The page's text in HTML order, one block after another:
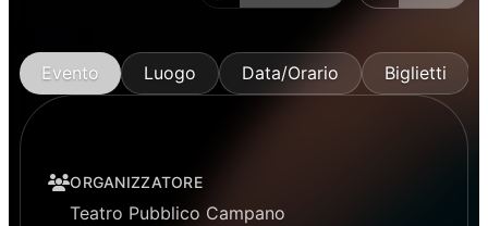
Evento Luogo Data/Orario Biglietti
ORGANIZZATORE
Teatro Pubblico Campano